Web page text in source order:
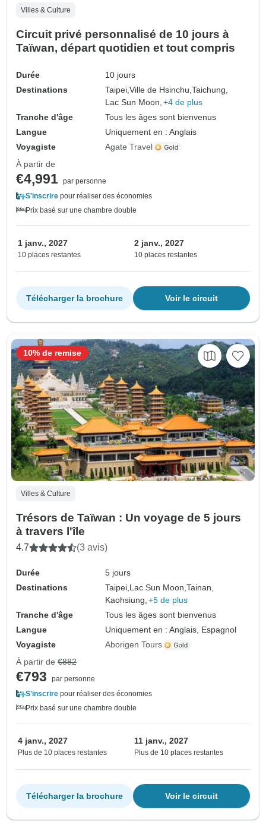
Villes & Culture
Circuit privé personnalisé de 10 jours à
Taïwan, départ quotidien et tout compris
Durée
10 jours
Destinations
Taipei,Ville de Hsinchu,Taichung,
Lac Sun Moon, +4 de plus
Tranche d'âge
Tous les âges sont bienvenus
Langue
Uniquement en : Anglais
Voyagiste
Agate Travel
À partir de
€4,991 par personne
S'inscrire pour réaliser des économies
Prix basé sur une chambre double
1 janv., 2027
10 places restantes
2 janv., 2027
10 places restantes
Voir le circuit
Télécharger la brochure
Villes & Culture
Trésors de Taïwan : Un voyage de 5 jours
à travers l'île
4.7 (3 avis)
Durée
5 jours
Destinations
Taipei,Lac Sun Moon,Tainan,
Kaohsiung, +5 de plus
Tranche d'âge
Tous les âges sont bienvenus
Langue
Uniquement en : Anglais, Espagnol
Voyagiste
Aborigen Tours
10% de remise
À partir de €882
€793
par personne
S'inscrire pour réaliser des économies
Prix basé sur une chambre double
4 janv., 2027
Plus de 10 places restantes
11 janv., 2027
Plus de 10 places restantes
Voir le circuit
Télécharger la brochure